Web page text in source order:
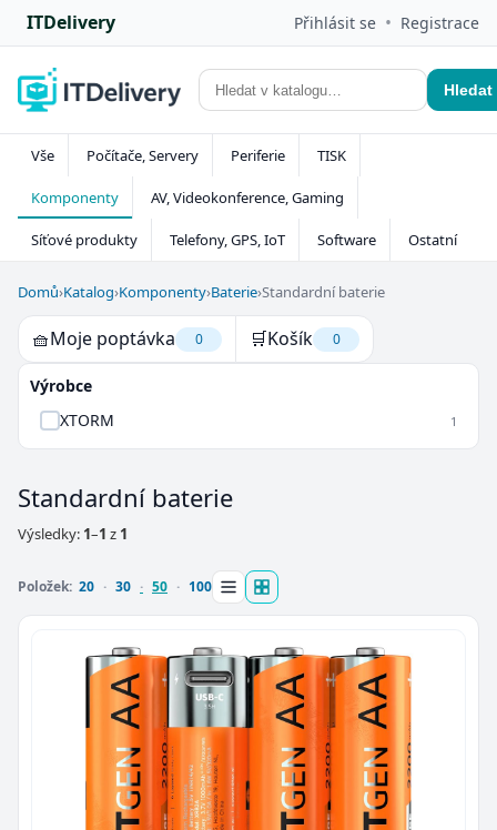
ITDelivery Přihlásit se • Registrace
Hledat
Vše Počítače, Servery Periferie TISK
Komponenty AV, Videokonference, Gaming
Síťové produkty Telefony, GPS, IoT Software Ostatní
Domů›Katalog›Komponenty›Baterie›Standardní baterie
🧺Moje poptávka 0 🛒Košík 0
Výrobce
XTORM
1
Standardní baterie
Výsledky: 1–1 z 1
Položek: 20 30 50 100